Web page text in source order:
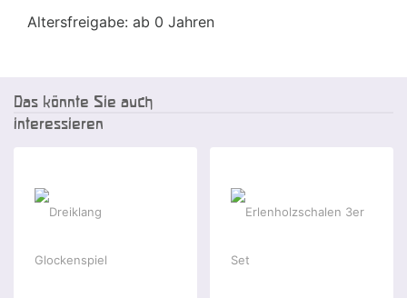
Altersfreigabe: ab 0 Jahren
Das könnte Sie auch
interessieren